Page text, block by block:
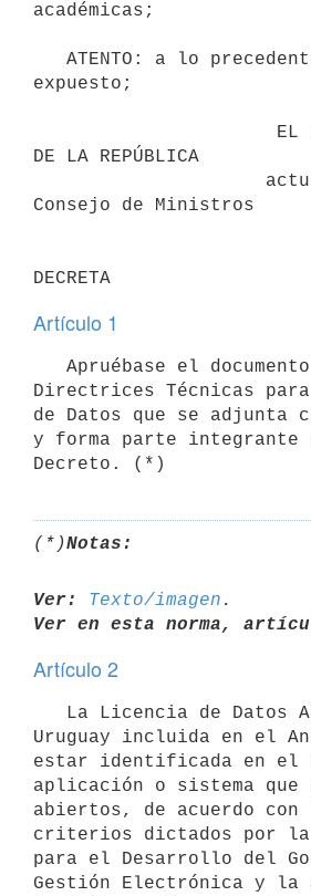
académicas;
expuesto;
DE LA REPÚBLICA
Consejo de Ministros
Artículo 1
Directrices Técnicas
de Datos que se adjunta
y forma parte integrante
(*)Notas:
Ver: Texto/imagen
Ver en esta norma,
Artículo 2
Uruguay incluida en el
estar identificada en el
aplicación o sistema que
abiertos, de acuerdo con
criterios dictados por la
para el Desarrollo del
Gestión Electrónica y la